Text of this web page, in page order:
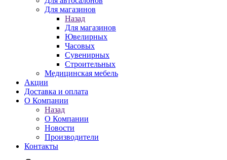
Для магазинов
Назад
Для магазинов
Ювелирных
Часовых
Сувенирных
Строительных
Медицинская мебель
Акции
Доставка и оплата
О Компании
Назад
О Компании
Новости
Производители
Контакты